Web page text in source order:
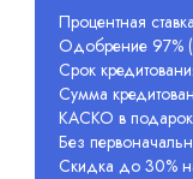
Процентная
Одобрение 97%
Срок
Сумма
КАСКО в
Без
Скидка до 30%